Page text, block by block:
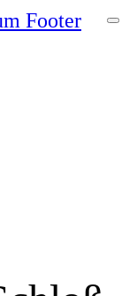
Footer